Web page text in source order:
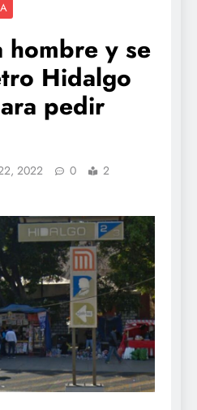
hombre y se
Hidalgo
pedir
2022 0
2